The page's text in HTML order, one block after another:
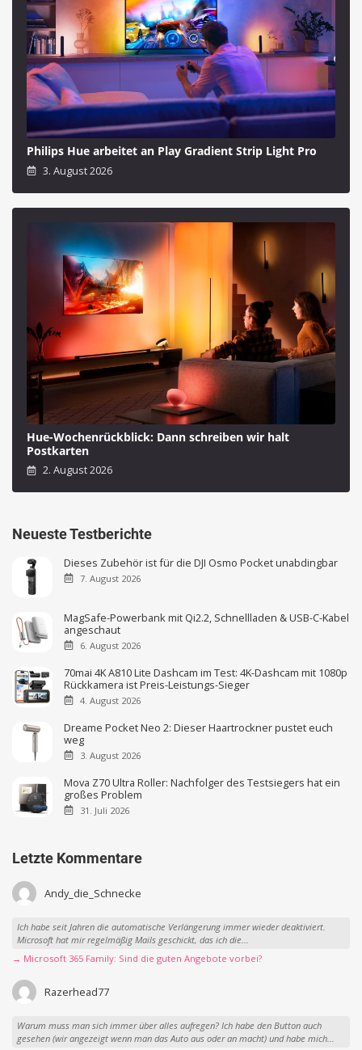
Philips Hue arbeitet an Play Gradient Strip Light Pro
3. August 2026
Hue-Wochenrückblick: Dann schreiben wir halt
Postkarten
2. August 2026
Neueste Testberichte
Dieses Zubehör ist für die DJI Osmo Pocket unabdingbar
7. August 2026
MagSafe-Powerbank mit Qi2.2, Schnellladen & USB-C-Kabel
angeschaut
6. August 2026
70mai 4K A810 Lite Dashcam im Test: 4K-Dashcam mit 1080p
Rückkamera ist Preis-Leistungs-Sieger
4. August 2026
Dreame Pocket Neo 2: Dieser Haartrockner pustet euch
weg
3. August 2026
Mova Z70 Ultra Roller: Nachfolger des Testsiegers hat ein
großes Problem
31. Juli 2026
Letzte Kommentare
Andy_die_Schnecke
Ich habe seit Jahren die automatische Verlängerung immer wieder deaktiviert.
Microsoft hat mir regelmäßig Mails geschickt, das ich die...
→ Microsoft 365 Family: Sind die guten Angebote vorbei?
Razerhead77
Warum muss man sich immer über alles aufregen? Ich habe den Button auch
gesehen (wir angezeigt wenn man das Auto aus oder an macht) und habe mich...